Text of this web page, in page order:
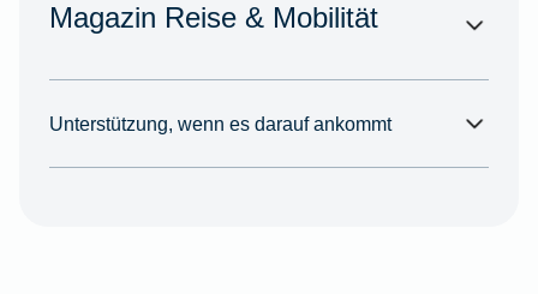
Magazin Reise & Mobilität
Unterstützung, wenn es darauf ankommt